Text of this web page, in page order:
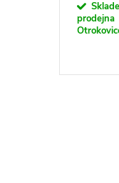
prodejna